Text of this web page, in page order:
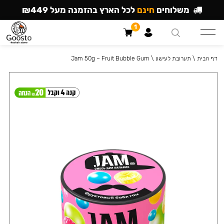
דף הבית \ תערובת לעישון \
Jam 50g – Fruit Bubble Gum
משלוחים חינם לכל הארץ בהזמנה מעל ₪449
1